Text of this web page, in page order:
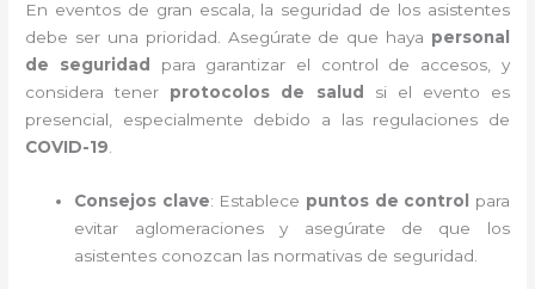
En eventos de gran escala, la seguridad de los asistentes
debe ser una prioridad. Asegúrate de que haya personal
de seguridad
para garantizar el control de accesos, y
considera tener protocolos de salud
si el evento es
presencial, especialmente debido a las regulaciones de
COVID-19.
Consejos clave: Establece puntos de control
para
evitar aglomeraciones y asegúrate de que los
asistentes conozcan las normativas de seguridad.